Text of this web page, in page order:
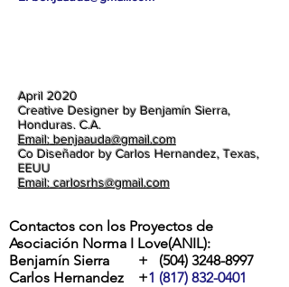
April 2020
Creative Designer by Benjamín Sierra,
Honduras. C.A.
Email: benjaauda@gmail.com
Co Diseñador by Carlos Hernandez, Texas,
EEUU
Email: carlosrhs@gmail.com
Contactos con los Proyectos de
Asociación Norma I Love(ANIL):
Benjamín Sierra + (504) 3248-8997
Carlos Hernandez +1 (817) 832-0401